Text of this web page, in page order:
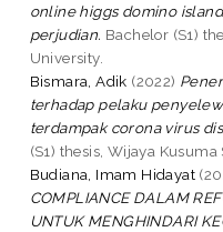
online higgs domino
perjudian. Bachelor (S1)
University.
Bismara, Adik (2022)
terhadap pelaku
terdampak corona virus
(S1) thesis, Wijaya
Budiana, Imam Hidayat
COMPLIANCE DALAM
UNTUK MENGHINDARI